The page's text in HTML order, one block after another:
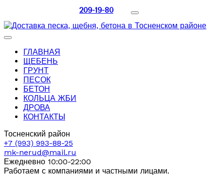
209-19-80
ГЛАВНАЯ
ЩЕБЕНЬ
ГРУНТ
ПЕСОК
БЕТОН
КОЛЬЦА ЖБИ
ДРОВА
КОНТАКТЫ
Тосненский район
+7 (993) 993-88-25
mk-nerud@mail.ru
Ежедневно 10:00-22:00
Работаем с компаниями и частными лицами.